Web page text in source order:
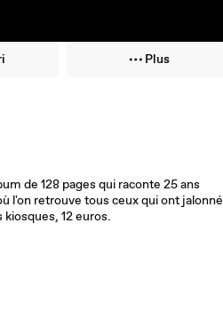
Plus
de 128 pages qui raconte 25 ans
l'on retrouve tous ceux qui ont jalonné
12 euros.